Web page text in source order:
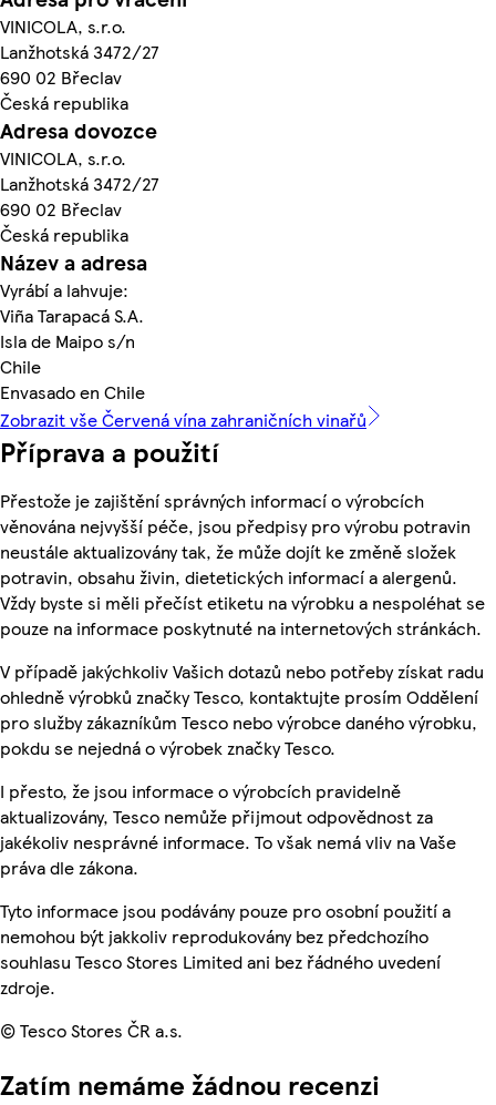
VINICOLA, s.r.o.
Lanžhotská 3472/27
690 02 Břeclav
Česká republika
Adresa dovozce
VINICOLA, s.r.o.
Lanžhotská 3472/27
690 02 Břeclav
Česká republika
Název a adresa
Vyrábí a lahvuje:
Viña Tarapacá S.A.
Isla de Maipo s/n
Chile
Envasado en Chile
Zobrazit vše Červená vína zahraničních vinařů
Příprava a použití
Přestože je zajištění správných informací o výrobcích
věnována nejvyšší péče, jsou předpisy pro výrobu potravin
neustále aktualizovány tak, že může dojít ke změně složek
potravin, obsahu živin, dietetických informací a alergenů.
Vždy byste si měli přečíst etiketu na výrobku a nespoléhat se
pouze na informace poskytnuté na internetových stránkách.
V případě jakýchkoliv Vašich dotazů nebo potřeby získat radu
ohledně výrobků značky Tesco, kontaktujte prosím Oddělení
pro služby zákazníkům Tesco nebo výrobce daného výrobku,
pokdu se nejedná o výrobek značky Tesco.
I přesto, že jsou informace o výrobcích pravidelně
aktualizovány, Tesco nemůže přijmout odpovědnost za
jakékoliv nesprávné informace. To však nemá vliv na Vaše
práva dle zákona.
Tyto informace jsou podávány pouze pro osobní použití a
nemohou být jakkoliv reprodukovány bez předchozího
souhlasu Tesco Stores Limited ani bez řádného uvedení
zdroje.
© Tesco Stores ČR a.s.
Zatím nemáme žádnou recenzi